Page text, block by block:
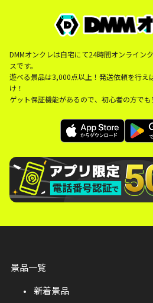
DMMオンクレは自宅にて24時間オンライン
スです。
遊べる景品は3,000点以上！発送依頼を行え
け！
ゲット保証機能があるので、初心者の方でも
景品一覧
新着景品